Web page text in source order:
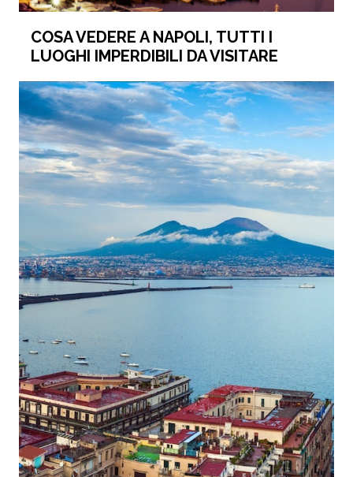
COSA VEDERE A NAPOLI, TUTTI I
LUOGHI IMPERDIBILI DA VISITARE